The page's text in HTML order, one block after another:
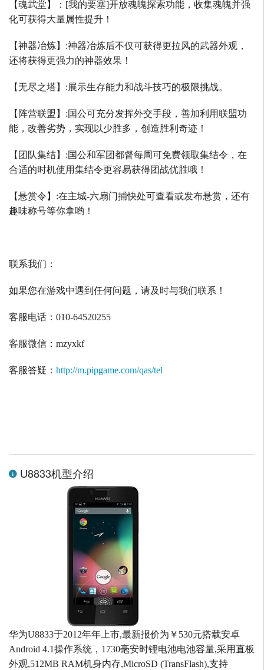
【魂武堂】： [我的要塞]开放魂魄探索功能，收集魂魄并强
化可获得大量属性提升！
【神器冶炼】 :神器冶炼后不仅可获得更拉风的武器外观，
还将获得更强力的神器效果！
【无尽之塔】 :展示生存能力和战斗技巧的极限挑战。
【阵营联盟】 :国公可充分发挥外交手段，善加利用联盟功
能，改善劣势，实现以少胜多，创造胜利奇迹！
【团队集结】 :国公和军团都督每周可免费领取集结令，在
合适的时机使用集结令更容易获得团战优胜哦！
【悬赏令】 :在主城-六扇门捕快处可查看或发布悬赏，还有
趣味称号等你拿哟！
联系我们：
如果您在游戏中遇到任何问题，请及时与我们联系！
客服电话： 010-64520255
客服微信： mzyxkf
客服答疑： http://m.pipgame.com/qas/tel
U8833机型介绍
华为U8833于2012年年上市,最新报价为￥530元搭载安卓
Android 4.1操作系统，1730毫安时锂电池电池容量,采用直板
外观,512MB RAM机身内存,MicroSD (TransFlash),支持